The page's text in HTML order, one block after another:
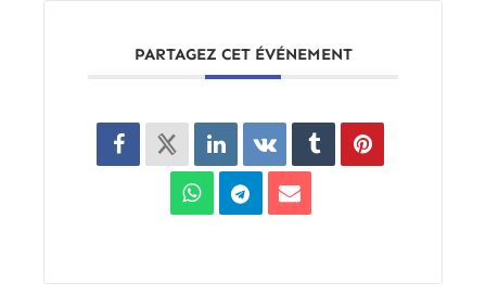
PARTAGEZ CET ÉVÉNEMENT